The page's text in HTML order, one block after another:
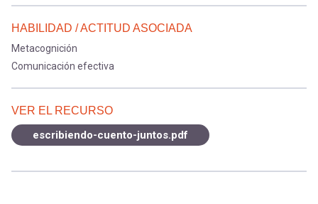
HABILIDAD / ACTITUD ASOCIADA
Metacognición
Comunicación efectiva
VER EL RECURSO
escribiendo-cuento-juntos.pdf